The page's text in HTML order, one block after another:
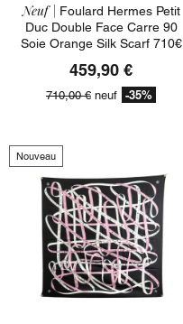
Neuf | Foulard Hermes Petit
Duc Double Face Carre 90
Soie Orange Silk Scarf 710€
459,90 €
710,00 € neuf -35%
Nouveau